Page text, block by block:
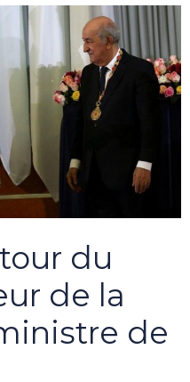
du
de la
de